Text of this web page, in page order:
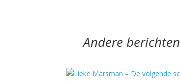
Andere berichten